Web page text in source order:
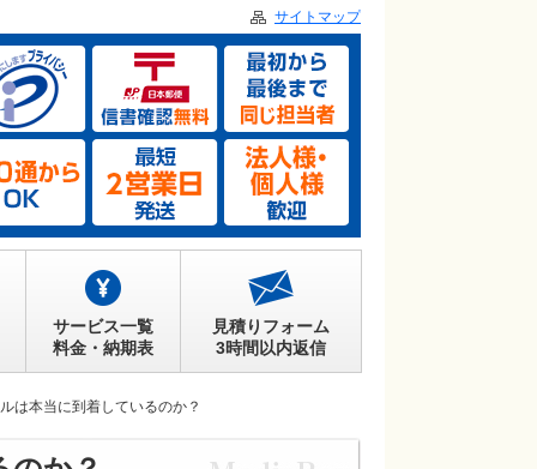
は本当に到着しているのか？
サイトマップ
サービス一覧
料金・納期表
見積りフォーム
3時間以内返信